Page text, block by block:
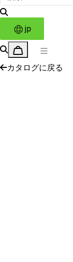
jp
カタログに戻る